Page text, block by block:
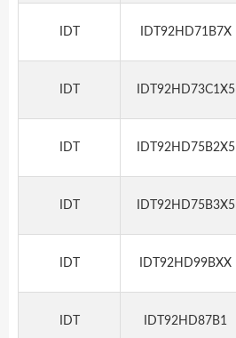
IDT IDT92HD71B7X
IDT IDT92HD73C1X5
IDT IDT92HD75B2X5
IDT IDT92HD75B3X5
IDT IDT92HD99BXX
IDT IDT92HD87B1